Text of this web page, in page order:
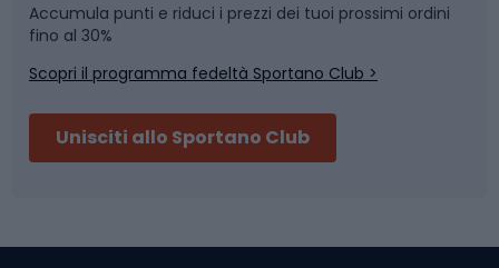
Skitouring
Abbigliamento da escursionismo
Pattinaggio
Componenti per biciclette
Accumula punti e riduci i prezzi dei tuoi prossimi ordini
fino al 30%
Scopri il programma fedeltà Sportano Club >
Unisciti allo Sportano Club